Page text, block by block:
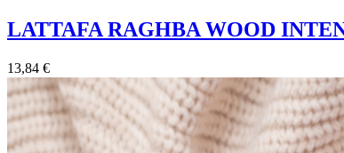
LATTAFA RAGHBA WOOD
13,84 €